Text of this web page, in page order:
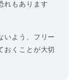
れもあります
いよう、フリー
おくことが大切